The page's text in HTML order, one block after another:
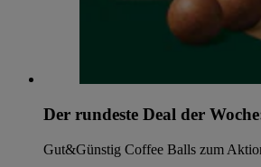
Der rundeste Deal der
Gut&Günstig Coffee Balls zum